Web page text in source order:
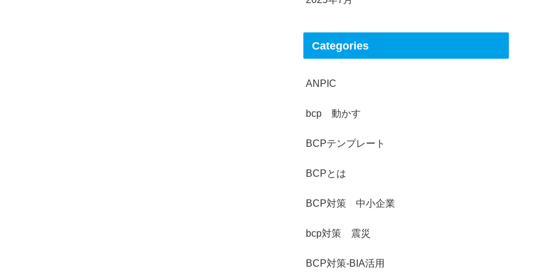
Categories
ANPIC
bcp 動かす
BCPテンプレート
BCPとは
BCP対策 中小企業
bcp対策 震災
BCP対策-BIA活用